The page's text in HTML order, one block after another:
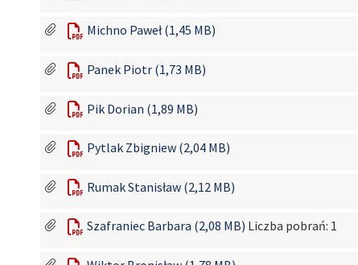
Michno Paweł (1,45 MB)
Panek Piotr (1,73 MB)
Pik Dorian (1,89 MB)
Pytlak Zbigniew (2,04 MB)
Rumak Stanisław (2,12 MB)
Szafraniec Barbara (2,08 MB) Liczba pobrań: 1